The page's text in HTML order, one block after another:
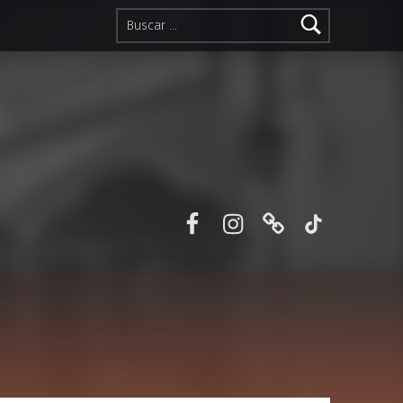
Buscar:
FacebookInstagram
Correo